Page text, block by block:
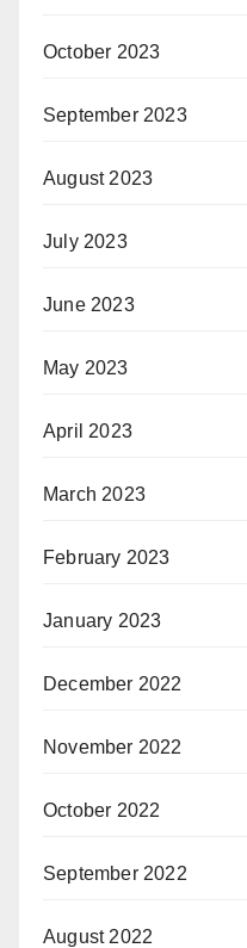
October 2023
September 2023
August 2023
July 2023
June 2023
May 2023
April 2023
March 2023
February 2023
January 2023
December 2022
November 2022
October 2022
September 2022
August 2022